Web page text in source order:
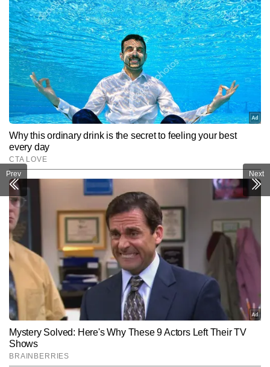
क्षेत्र में कविता को फिल्म, टीवी, ओटीटी और सेलिब्रिटी अपडेट्स को सरल भाषा में
और सटीक जानकारी के साथ पेश करने के लिए जानी जाती हैं. कविता ने अब तक
6,000 से अधिक खबरें लिख चुकी हैं. मनोरंजन पत्रकारिता में तेजी से आ रहे
बदलाव पर पैनी नजर रखना और समय पर हर सटीक खबर की जानकारी देना
कविता की खासियत है.
Follow Us:
Subscribe to our daily Newsletter!
SUBMIT
Prev Next